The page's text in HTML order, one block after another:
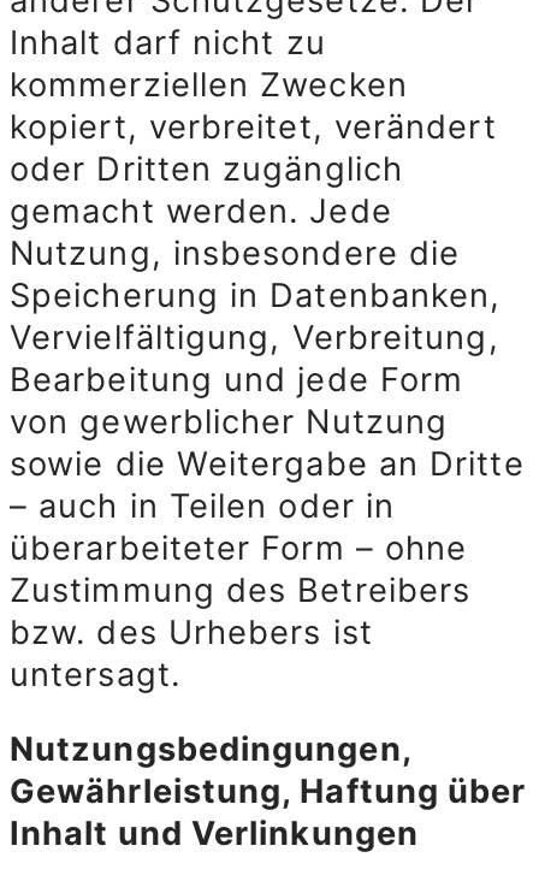
Inhalt darf nicht zu
kommerziellen Zwecken
kopiert, verbreitet, verändert
oder Dritten zugänglich
gemacht werden. Jede
Nutzung, insbesondere die
Speicherung in Datenbanken,
Vervielfältigung, Verbreitung,
Bearbeitung und jede Form
von gewerblicher Nutzung
sowie die Weitergabe an Dritte
– auch in Teilen oder in
überarbeiteter Form – ohne
Zustimmung des Betreibers
bzw. des Urhebers ist
untersagt.
Nutzungsbedingungen,
Gewährleistung, Haftung über
Inhalt und Verlinkungen